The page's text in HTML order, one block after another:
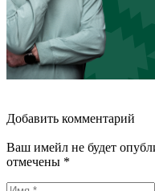
Добавить комментарий
Ваш имейл не будет
отмечены *